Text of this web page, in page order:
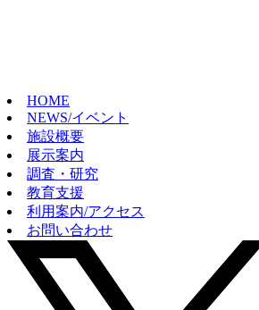
HOME
NEWS/イベント
施設概要
展示案内
調査・研究
教育支援
利用案内/アクセス
お問い合わせ